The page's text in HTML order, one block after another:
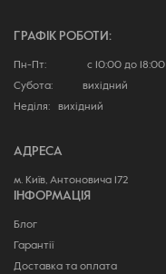
ГРАФІК РОБОТИ:
Пн-Пт: с 10:00 до 18:00
Субота: вихідний
Неділя: вихідний
АДРЕСА
м. Київ, Антоновича 172
ІНФОРМАЦІЯ
Блог
Гарантії
Доставка та оплата